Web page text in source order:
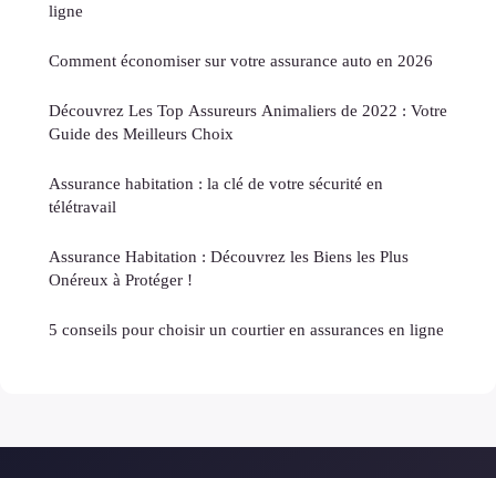
ligne
Comment économiser sur votre assurance auto en 2026
Découvrez Les Top Assureurs Animaliers de 2022 : Votre
Guide des Meilleurs Choix
Assurance habitation : la clé de votre sécurité en
télétravail
Assurance Habitation : Découvrez les Biens les Plus
Onéreux à Protéger !
5 conseils pour choisir un courtier en assurances en ligne